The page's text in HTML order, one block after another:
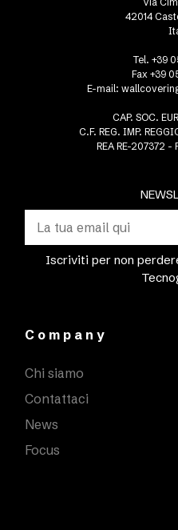
Iscriviti per non
42014
Tel. +39
Fax +39
E-mail:
CAP. SOC.
C.F. REG. IMP.
REA RE-207372 -
Company
Chi siamo
Contattaci
News
Focus